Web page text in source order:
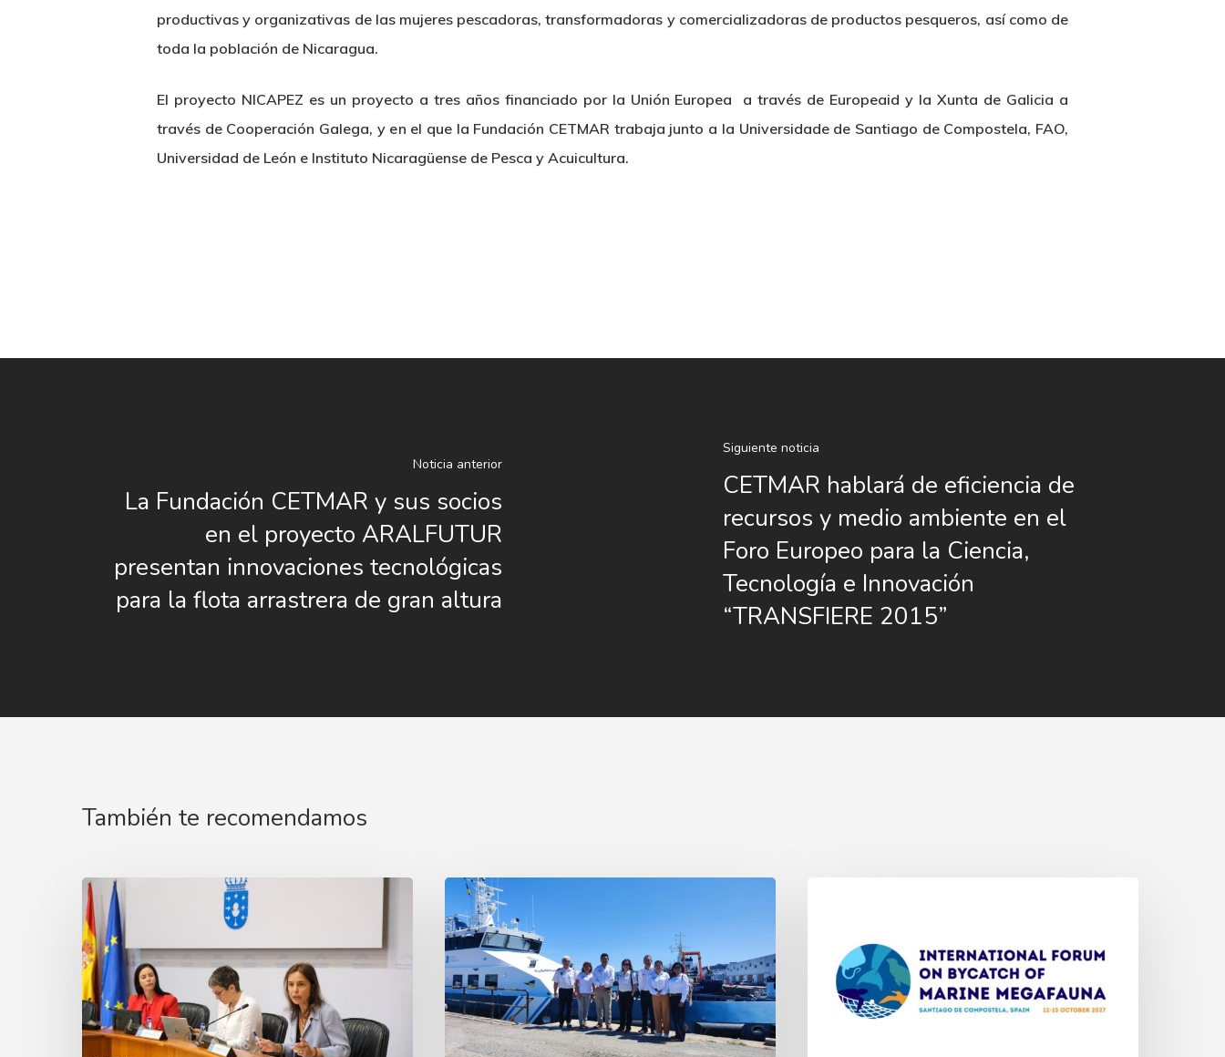
productivas y organizativas de las mujeres pescadoras, transformadoras y comercializadoras de productos pesqueros, así como de
toda la población de Nicaragua.
El proyecto NICAPEZ es un proyecto a tres años financiado por la Unión Europea a través de Europeaid y la Xunta de Galicia a
través de Cooperación Galega, y en el que la Fundación CETMAR trabaja junto a la Universidade de Santiago de Compostela, FAO,
Universidad de León e Instituto Nicaragüense de Pesca y Acuicultura.
Noticia anterior
La Fundación CETMAR y sus socios
en el proyecto ARALFUTUR
presentan innovaciones tecnológicas
para la flota arrastrera de gran altura
Siguiente noticia
CETMAR hablará de eficiencia de
recursos y medio ambiente en el
Foro Europeo para la Ciencia,
Tecnología e Innovación
“TRANSFIERE 2015”
También te recomendamos